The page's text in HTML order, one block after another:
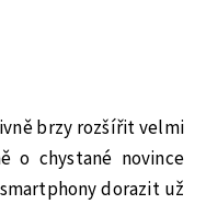
brzy rozšířit velmi
o chystané novince
dorazit už